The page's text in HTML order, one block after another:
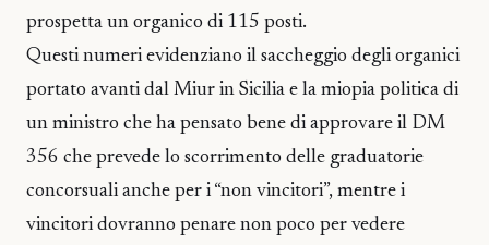
prospetta un organico di 115 posti.
Questi numeri evidenziano il saccheggio degli organici
portato avanti dal Miur in Sicilia e la miopia politica di
un ministro che ha pensato bene di approvare il DM
356 che prevede lo scorrimento delle graduatorie
concorsuali anche per i “non vincitori”, mentre i
vincitori dovranno penare non poco per vedere